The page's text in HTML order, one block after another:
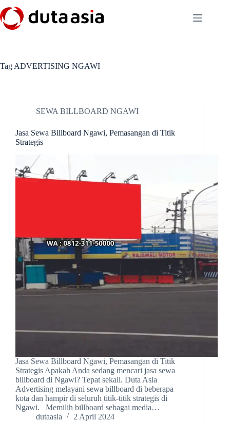
to
content
Tag ADVERTISING NGAWI
SEWA BILLBOARD NGAWI
Jasa Sewa Billboard Ngawi, Pemasangan di Titik
Strategis
Jasa Sewa Billboard Ngawi, Pemasangan di Titik
Strategis Apakah Anda sedang mencari jasa sewa
billboard di Ngawi? Tepat sekali. Duta Asia
Advertising melayani sewa billboard di beberapa
kota dan hampir di seluruh titik-titik strategis di
Ngawi. Memilih billboard sebagai media…
dutaasia
2 April 2024